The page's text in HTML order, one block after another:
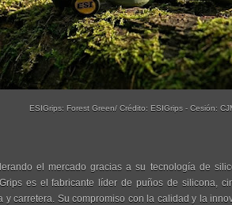
ESIGrips: Forest Green/ Crédito: ESIGrips - Cesión:
el mercado gracias a su tecnología de
es el fabricante líder de puños de silicona,
y carretera. Su compromiso con la calidad y la